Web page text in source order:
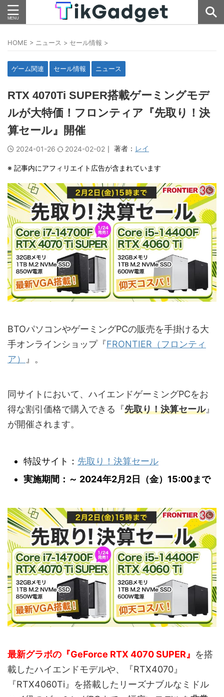
HOME > ニュース > セール情報 >
ゲーム関連 セール情報 ニュース
RTX 4070Ti SUPER搭載ゲーミングモデ
ルが大特価！フロンティア『先取り！決
算セール』開催
2024-01-26 2024-02-02 ｜ 著者： レイ
※ 記事内にアフィリエイト広告が含まれています
BTOパソコンやゲーミングPCの販売を手掛ける大
手オンラインショップ『FRONTIER（フロンティ
ア） 』。
同サイトにおいて、ハイエンドゲーミングPCをお
得な割引価格で購入できる『先取り！決算セール』
が開催されます。
特設サイト： 先取り！決算セール
実施期間：～ 2024年2月2日（金）15:00まで
最新グラボの『GeForce RTX 4070 SUPER』 を搭
載したハイエンドモデルや、『RTX4070』
『RTX4060Ti』を搭載したリーズナブルなミドル